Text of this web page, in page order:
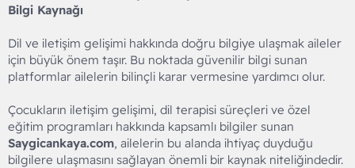
Bilgi Kaynağı
Dil ve iletişim gelişimi hakkında doğru bilgiye ulaşmak aileler
için büyük önem taşır. Bu noktada güvenilir bilgi sunan
platformlar ailelerin bilinçli karar vermesine yardımcı olur.
Çocukların iletişim gelişimi, dil terapisi süreçleri ve özel
eğitim programları hakkında kapsamlı bilgiler sunan
Saygicankaya.com, ailelerin bu alanda ihtiyaç duyduğu
bilgilere ulaşmasını sağlayan önemli bir kaynak niteliğindedir.